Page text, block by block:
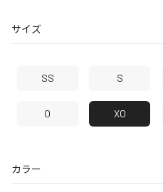
サイズ
SS S
O XO
カラー